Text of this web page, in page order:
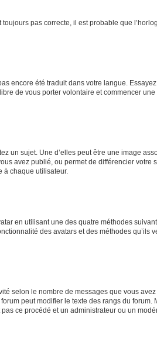
pas correcte, il est probable que
encore été traduit dans votre langue.
de vous porter volontaire et commencer
un sujet. Une d’elles peut être une image
avez publié, ou permet de différencier votre
à chaque utilisateur.
en utilisant une des quatre méthodes
des avatars et des méthodes
selon le nombre de messages que vous
peut modifier le texte des rangs du
ce procédé et un administrateur ou un